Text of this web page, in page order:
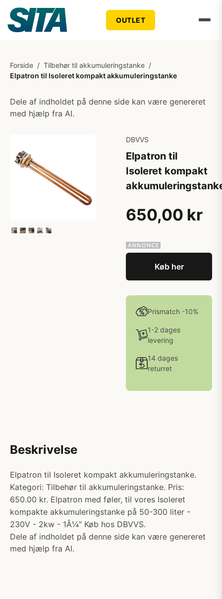
OUTLET
Forside / Tilbehør til akkumuleringstanke /
Elpatron til Isoleret kompakt akkumuleringstanke
Dele af indholdet på denne side kan være genereret
med hjælp fra AI.
DBVVS
Elpatron til
Isoleret kompakt
650,00 kr
Køb her
Prismatch -10%
1-2 dages
levering
14 dages
returret
Beskrivelse
Elpatron til Isoleret kompakt akkumuleringstanke.
Kategori: Tilbehør til akkumuleringstanke. Pris:
650.00 kr. Elpatron med føler, til vores Isoleret
kompakte akkumuleringstanke på 50-300 liter -
230V - 2kw - 1Â¼" Køb hos DBVVS.
Dele af indholdet på denne side kan være genereret
med hjælp fra AI.